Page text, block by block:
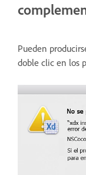
Pueden
doble clic en los